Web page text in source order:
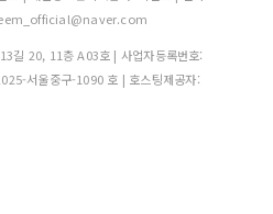
길 20, 11층 A03호 | 사업자등록번호:
서울중구-1090 호 | 호스팅제공자: